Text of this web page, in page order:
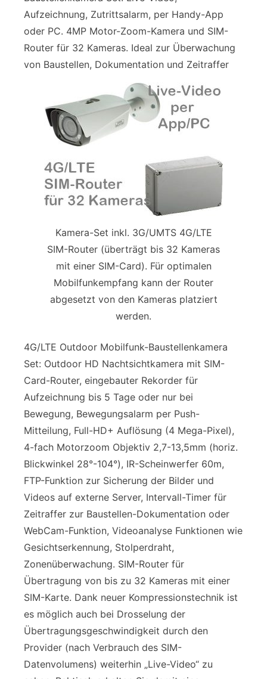
Aufzeichnung, Zutrittsalarm, per Handy-App
oder PC. 4MP Motor-Zoom-Kamera und SIM-
Router für 32 Kameras. Ideal zur Überwachung
von Baustellen, Dokumentation und Zeitraffer
Kamera-Set inkl. 3G/UMTS 4G/LTE
SIM-Router (überträgt bis 32 Kameras
mit einer SIM-Card). Für optimalen
Mobilfunkempfang kann der Router
abgesetzt von den Kameras platziert
werden.
4G/LTE Outdoor Mobilfunk-Baustellenkamera
Set: Outdoor HD Nachtsichtkamera mit SIM-
Card-Router, eingebauter Rekorder für
Aufzeichnung bis 5 Tage oder nur bei
Bewegung, Bewegungsalarm per Push-
Mitteilung, Full-HD+ Auflösung (4 Mega-Pixel),
4-fach Motorzoom Objektiv 2,7-13,5mm (horiz.
Blickwinkel 28°-104°), IR-Scheinwerfer 60m,
FTP-Funktion zur Sicherung der Bilder und
Videos auf externe Server, Intervall-Timer für
Zeitraffer zur Baustellen-Dokumentation oder
WebCam-Funktion, Videoanalyse Funktionen wie
Gesichtserkennung, Stolperdraht,
Zonenüberwachung. SIM-Router für
Übertragung von bis zu 32 Kameras mit einer
SIM-Karte. Dank neuer Kompressionstechnik ist
es möglich auch bei Drosselung der
Übertragungsgeschwindigkeit durch den
Provider (nach Verbrauch des SIM-
Datenvolumens) weiterhin „Live-Video“ zu